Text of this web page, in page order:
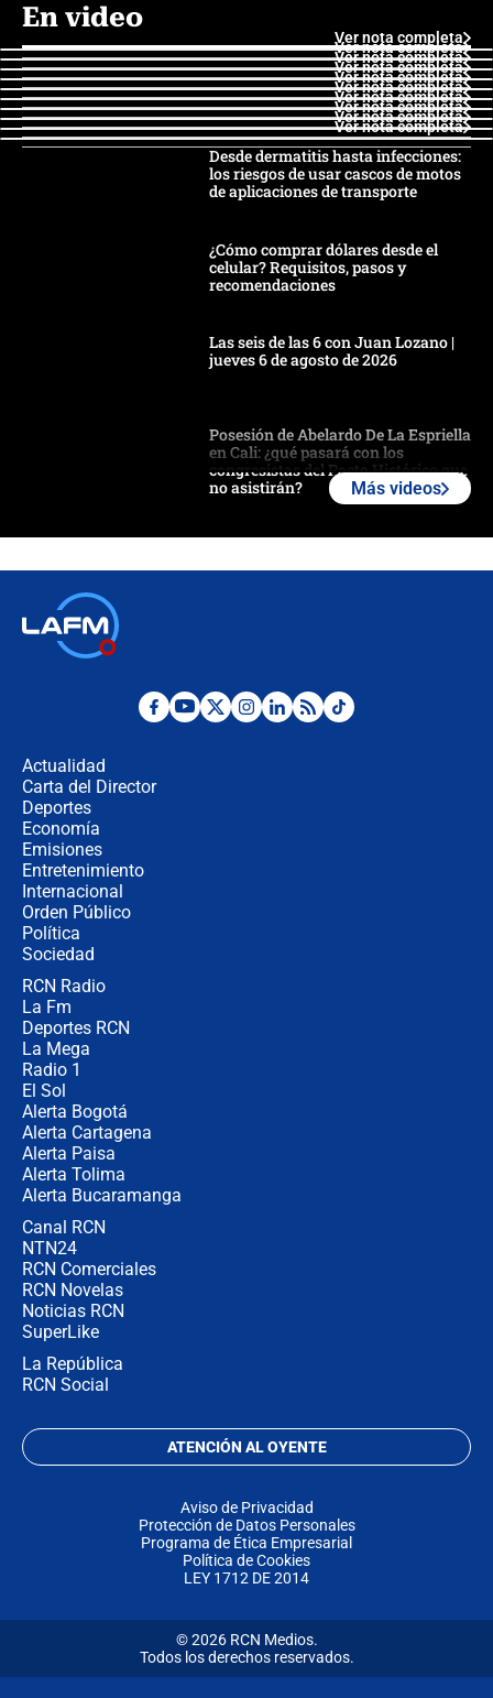
En video
Ver nota completa
Ver nota completa
Ver nota completa
Ver nota completa
Ver nota completa
Ver nota completa
Ver nota completa
Ver nota completa
Ver nota completa
Ver nota completa
Desde dermatitis hasta infecciones:
los riesgos de usar cascos de motos
de aplicaciones de transporte
¿Cómo comprar dólares desde el
celular? Requisitos, pasos y
recomendaciones
Las seis de las 6 con Juan Lozano |
jueves 6 de agosto de 2026
Posesión de Abelardo De La Espriella
en Cali: ¿qué pasará con los
congresistas del Pacto Histórico que
no asistirán?
¿Por qué De la Espriella gobernará
Más videos
Actualidad
Carta del Director
Deportes
Economía
Emisiones
Entretenimiento
Internacional
Orden Público
Política
Sociedad
RCN Radio
La Fm
Deportes RCN
La Mega
Radio 1
El Sol
Alerta Bogotá
Alerta Cartagena
Alerta Paisa
Alerta Tolima
Alerta Bucaramanga
Canal RCN
NTN24
RCN Comerciales
RCN Novelas
Noticias RCN
SuperLike
La República
RCN Social
ATENCIÓN AL OYENTE
Aviso de Privacidad
Protección de Datos Personales
Programa de Ética Empresarial
Política de Cookies
LEY 1712 DE 2014
© 2026 RCN Medios.
Todos los derechos reservados.